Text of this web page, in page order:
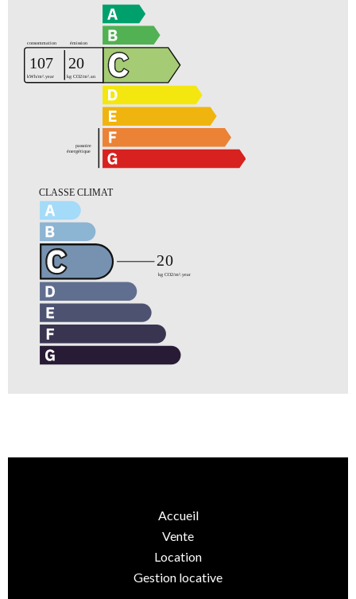
Accueil
Vente
Location
Gestion locative